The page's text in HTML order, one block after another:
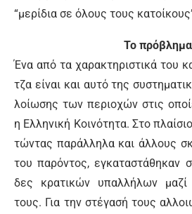
“με­ρί­δια σε ό­λους τους
Το πρό­βλη­μα
Έ­να α­πό τα χα­ρα­κτη­ρι­στι­κά του
τζα εί­ναι και αυ­τό της
λοί­ω­σης των πε­ριο­χών στις
η Ελ­λη­νι­κή Κοι­νό­τη­τα. Στο
τώ­ντας πα­ράλ­λη­λα και άλ­λους
του πα­ρό­ντος, ε­γκα­τα­στά­θη­καν
δες κρα­τι­κών υ­παλ­λή­λων μα­ζί
τους. Για την στέ­γα­σή τους